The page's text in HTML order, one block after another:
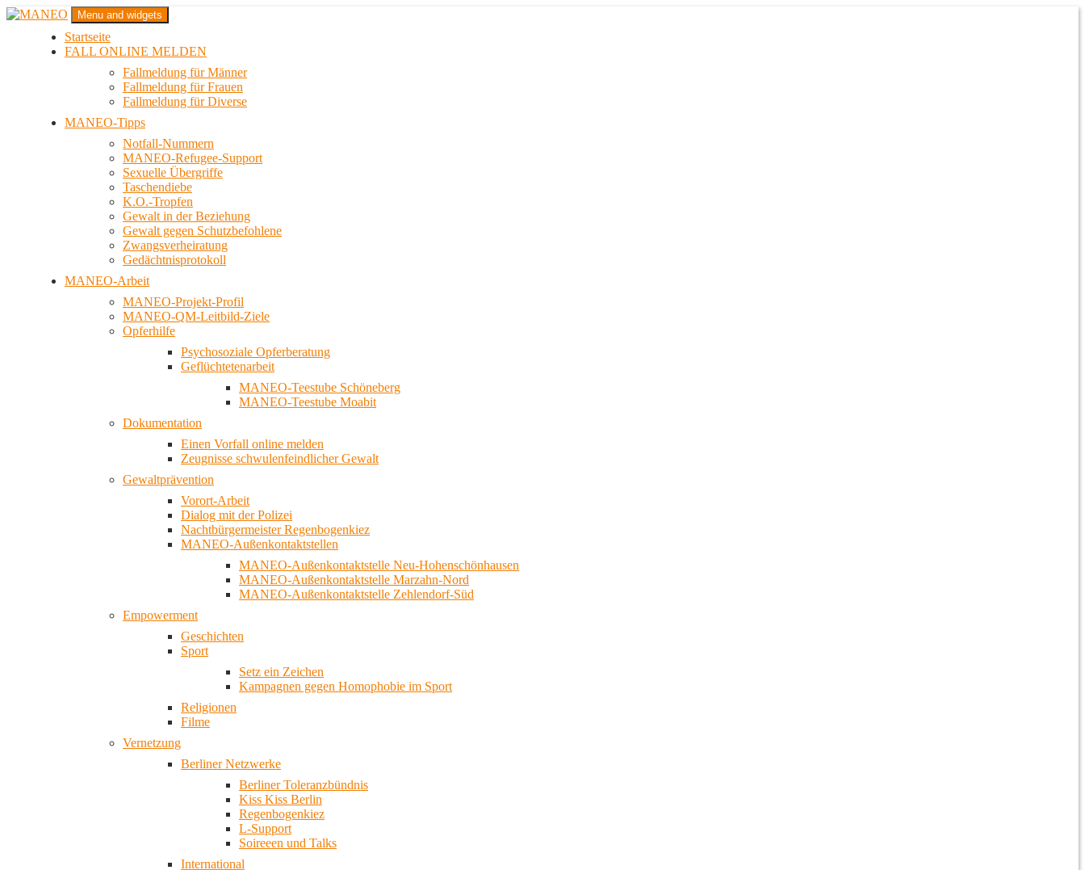
Zum
MANEO
Das schwule Anti-Gewalt-Projekt in Berlin
Menu and widgets
Startseite
FALL ONLINE MELDEN
Fallmeldung für Männer
Fallmeldung für Frauen
Fallmeldung für Diverse
MANEO-Tipps
Notfall-Nummern
MANEO-Refugee-Support
Sexuelle Übergriffe
Taschendiebe
K.O.-Tropfen
Gewalt in der Beziehung
Gewalt gegen Schutzbefohlene
Zwangsverheiratung
Gedächtnisprotokoll
MANEO-Arbeit
MANEO-Projekt-Profil
MANEO-QM-Leitbild-Ziele
Opferhilfe
Psychosoziale Opferberatung
Geflüchtetenarbeit
MANEO-Teestube Schöneberg
MANEO-Teestube Moabit
Dokumentation
Einen Vorfall online melden
Zeugnisse schwulenfeindlicher Gewalt
Gewaltprävention
Vorort-Arbeit
Dialog mit der Polizei
Nachtbürgermeister Regenbogenkiez
MANEO-Außenkontaktstellen
MANEO-Außenkontaktstelle Neu-Hohenschönhausen
MANEO-Außenkontaktstelle Marzahn-Nord
MANEO-Außenkontaktstelle Zehlendorf-Süd
Empowerment
Geschichten
Sport
Setz ein Zeichen
Kampagnen gegen Homophobie im Sport
Religionen
Filme
Vernetzung
Berliner Netzwerke
Berliner Toleranzbündnis
Kiss Kiss Berlin
Regenbogenkiez
L-Support
Soireeen und Talks
International